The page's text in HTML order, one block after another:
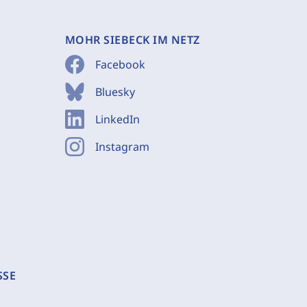
MOHR SIEBECK IM NETZ
Facebook
Bluesky
LinkedIn
Instagram